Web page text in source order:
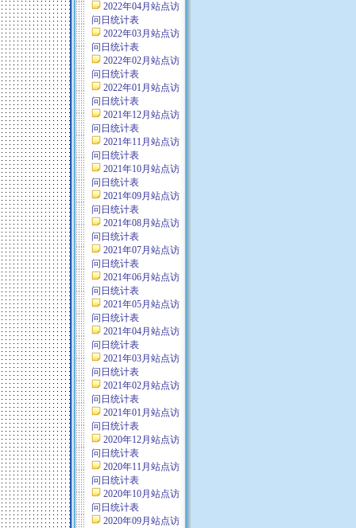
2022年04月站点访
问日统计表
2022年03月站点访
问日统计表
2022年02月站点访
问日统计表
2022年01月站点访
问日统计表
2021年12月站点访
问日统计表
2021年11月站点访
问日统计表
2021年10月站点访
问日统计表
2021年09月站点访
问日统计表
2021年08月站点访
问日统计表
2021年07月站点访
问日统计表
2021年06月站点访
问日统计表
2021年05月站点访
问日统计表
2021年04月站点访
问日统计表
2021年03月站点访
问日统计表
2021年02月站点访
问日统计表
2021年01月站点访
问日统计表
2020年12月站点访
问日统计表
2020年11月站点访
问日统计表
2020年10月站点访
问日统计表
2020年09月站点访